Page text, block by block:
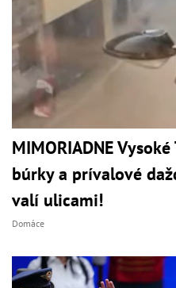
MIMORIADNE
búrky a prívalové
valí ulicami!
Domáce